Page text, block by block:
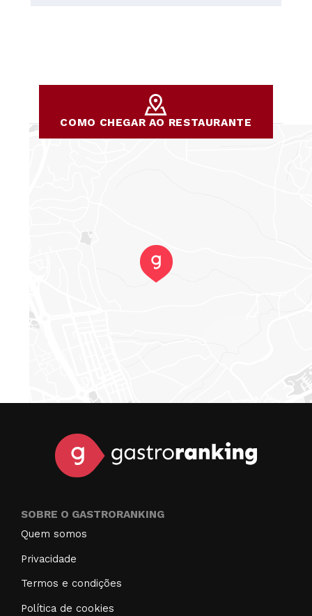
COMO CHEGAR AO RESTAURANTE
SOBRE O GASTRORANKING
Quem somos
Privacidade
Termos e condições
Política de cookies